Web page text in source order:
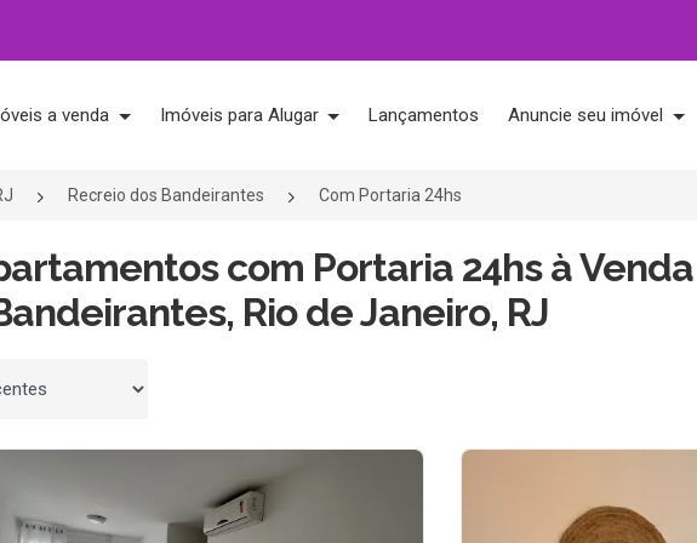
a venda Imóveis para Alugar Lançamentos Anuncie seu imóvel
Recreio dos Bandeirantes Com Portaria 24hs
com Portaria 24hs à
Rio de Janeiro, RJ